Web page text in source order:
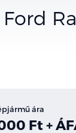
Ford
ára
Ft +